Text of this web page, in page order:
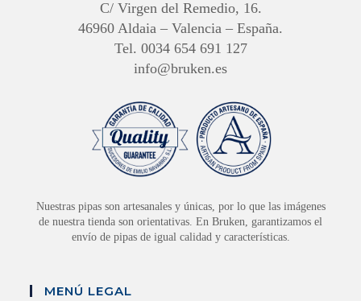
C/ Virgen del Remedio, 16.
46960 Aldaia – Valencia – España.
Tel. 0034 654 691 127
info@bruken.es
Nuestras pipas son artesanales y únicas, por lo que las imágenes
de nuestra tienda son orientativas. En Bruken, garantizamos el
envío de pipas de igual calidad y características.
MENÚ LEGAL